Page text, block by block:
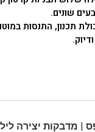
שונים.
תכנון, התנסות
| מדבקות יצירה